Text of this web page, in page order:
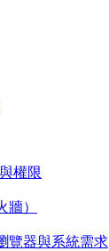
權限
）
覽器與系統需求